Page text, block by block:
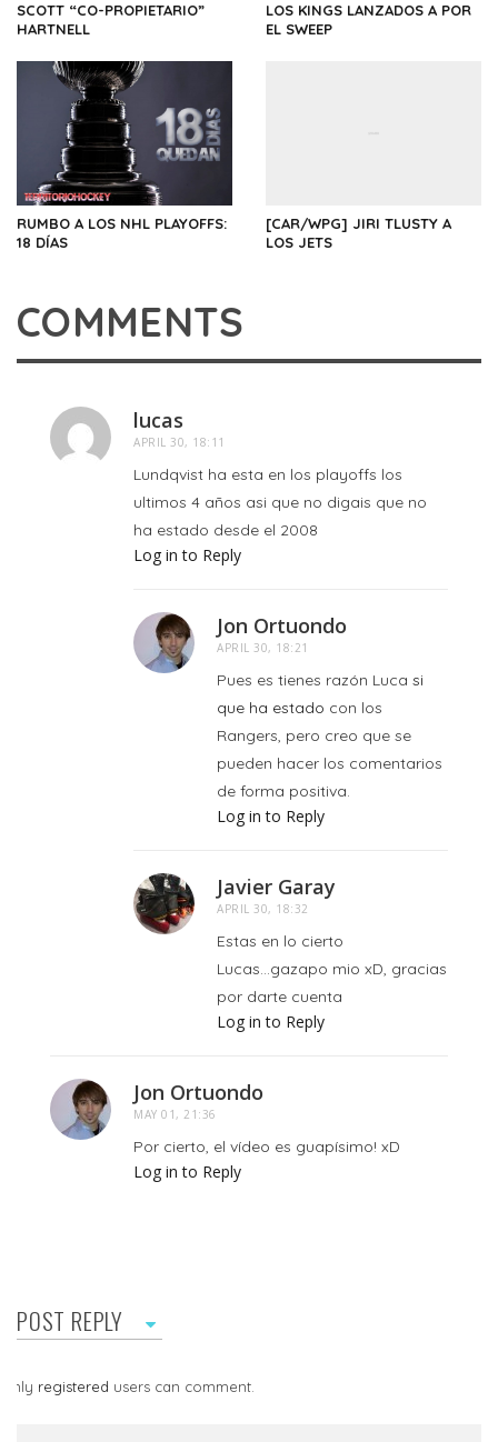
SCOTT “CO-PROPIETARIO”
HARTNELL
LOS KINGS LANZADOS A POR
EL SWEEP
RUMBO A LOS NHL PLAYOFFS:
18 DÍAS
[CAR/WPG] JIRI TLUSTY A
LOS JETS
COMMENTS
lucas
APRIL 30, 18:11
Lundqvist ha esta en los playoffs los
ultimos 4 años asi que no digais que no
ha estado desde el 2008
Log in to Reply
Jon Ortuondo
APRIL 30, 18:21
Pues es tienes razón Luca si
que ha estado con los
Rangers, pero creo que se
pueden hacer los comentarios
de forma positiva.
Log in to Reply
Javier Garay
APRIL 30, 18:32
Estas en lo cierto
Lucas...gazapo mio xD, gracias
por darte cuenta
Log in to Reply
Jon Ortuondo
MAY 01, 21:36
Por cierto, el vídeo es guapísimo! xD
Log in to Reply
POST REPLY
Only registered users can comment.